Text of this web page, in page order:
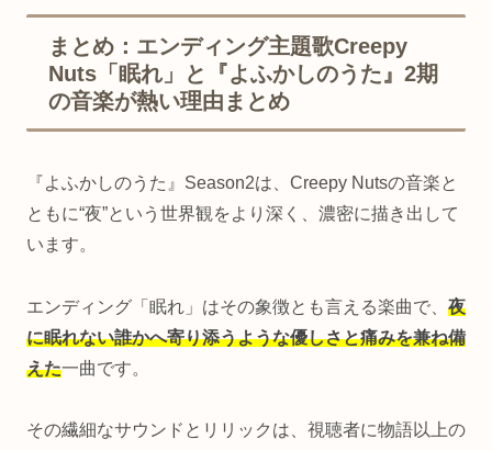
まとめ：エンディング主題歌Creepy
Nuts「眠れ」と『よふかしのうた』2期
の音楽が熱い理由まとめ
『よふかしのうた』Season2は、Creepy Nutsの音楽と
ともに“夜”という世界観をより深く、濃密に描き出して
います。
エンディング「眠れ」はその象徴とも言える楽曲で、 夜
に眠れない誰かへ寄り添うような優しさと痛みを兼ね備
えた一曲です。
その繊細なサウンドとリリックは、視聴者に物語以上の